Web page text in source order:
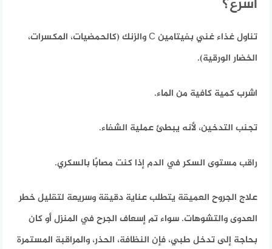
تناول غذاء غني بفيتامين C والزنك (كالحمضيات، المكسرات،
الخضار الورقية).
اشرب كمية كافية من الماء.
تجنب التدخين، لأنه يبطئ عملية الشفاء.
راقب مستوى السكر في الدم إذا كنت مصابًا بالسكري.
علاج الجروح العميقة يتطلب عناية دقيقة وسريعة لتقليل خطر
العدوى والتشوهات. سواء تم إسعاف الجرح في المنزل أو كان
بحاجة إلى تدخل طبي، فإن النظافة، الحذر، والمراقبة المستمرة